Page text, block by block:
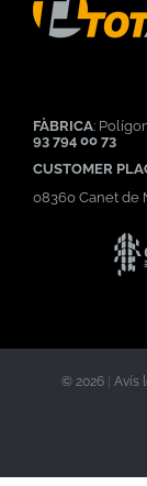
FÀBRICA:
93 794 00 73
CUSTOMER
08360 Canet de
© 2026 | Avís